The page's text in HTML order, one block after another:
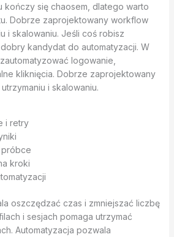
kończy się chaosem, dlatego warto
Dobrze zaprojektowany workflow
i skalowaniu. Jeśli coś robisz
kandydat do automatyzacji. W
logowanie,
kliknięcia. Dobrze zaprojektowany
i skalowaniu.
i retry
próbce
kroki
oszczędzać czas i zmniejszać liczbę
i sesjach pomaga utrzymać
Automatyzacja pozwala